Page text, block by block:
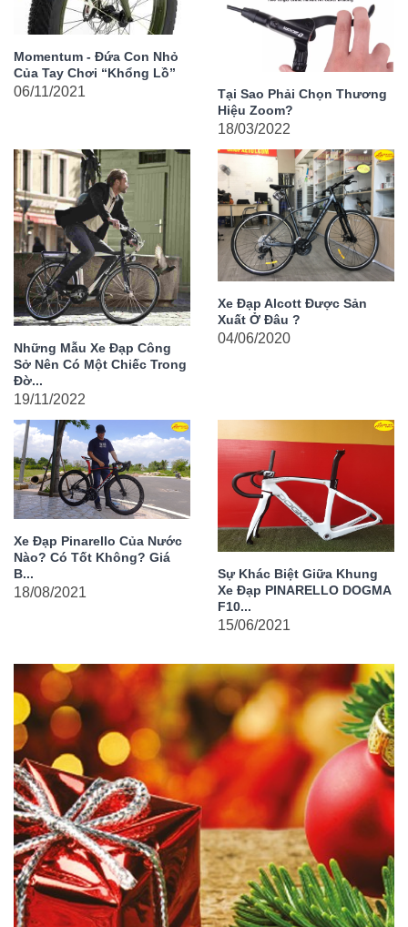
Momentum - Đứa Con Nhỏ
Của Tay Chơi “Khổng Lồ”
06/11/2021
Tại Sao Phải Chọn Thương
Hiệu Zoom?
18/03/2022
Những Mẫu Xe Đạp Công
Sở Nên Có Một Chiếc Trong
Đờ...
19/11/2022
Xe Đạp Alcott Được Sản
Xuất Ở Đâu ?
04/06/2020
Xe Đạp Pinarello Của Nước
Nào? Có Tốt Không? Giá
B...
18/08/2021
Sự Khác Biệt Giữa Khung
Xe Đạp PINARELLO DOGMA
F10...
15/06/2021